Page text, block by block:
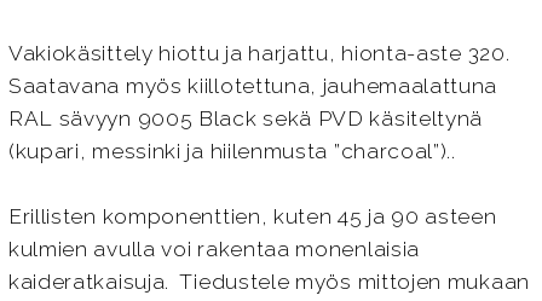
Vakiokäsittely hiottu ja harjattu, hionta-aste 320.
Saatavana myös kiillotettuna, jauhemaalattuna
RAL sävyyn 9005 Black sekä PVD käsiteltynä
(kupari, messinki ja hiilenmusta ”charcoal”)..
Erillisten komponenttien, kuten 45 ja 90 asteen
kulmien avulla voi rakentaa monenlaisia
kaideratkaisuja. Tiedustele myös mittojen mukaan